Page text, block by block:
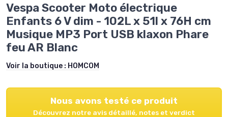
Vespa Scooter Moto électrique
Enfants 6 V dim - 102L x 51l x 76H cm
Musique MP3 Port USB klaxon Phare
feu AR Blanc
Voir la boutique : HOMCOM
Nous avons testé ce produit
Découvrez notre avis détaillé, notes et verdict